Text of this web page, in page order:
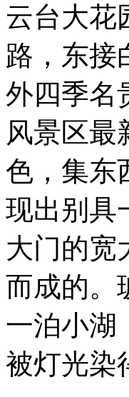
云台大花
路，东接
外四季名
风景区最
色，集东
现出别具
大门的宽
而成的。
一泊小湖
被灯光染